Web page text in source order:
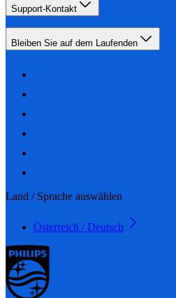
Support-Kontakt
Bleiben Sie auf dem Laufenden
Land / Sprache auswählen
Österreich / Deutsch